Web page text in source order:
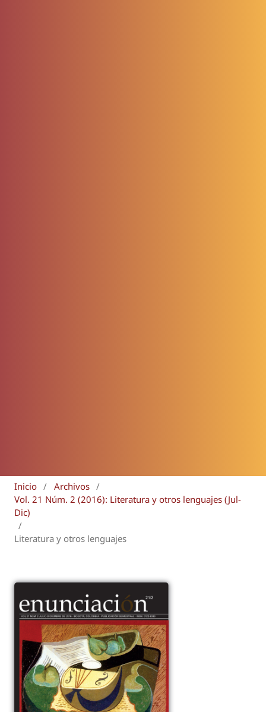
Inicio / Archivos /
Vol. 21 Núm. 2 (2016): Literatura y otros lenguajes (Jul-
Dic)
/
Literatura y otros lenguajes